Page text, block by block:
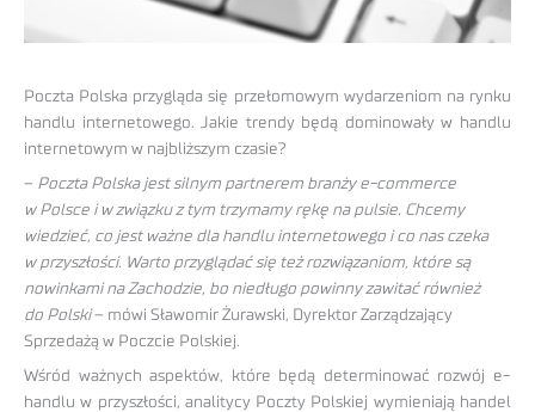
Poczta Polska przygląda się przełomowym wydarzeniom na rynku
handlu internetowego. Jakie trendy będą dominowały w handlu
internetowym w najbliższym czasie?
– Poczta Polska jest silnym partnerem branży e-commerce
w Polsce i w związku z tym trzymamy rękę na pulsie. Chcemy
wiedzieć, co jest ważne dla handlu internetowego i co nas czeka
w przyszłości. Warto przyglądać się też rozwiązaniom, które są
nowinkami na Zachodzie, bo niedługo powinny zawitać również
do Polski– mówi Sławomir Żurawski, Dyrektor Zarządzający
Sprzedażą w Poczcie Polskiej.
Wśród ważnych aspektów, które będą determinować rozwój e-
handlu w przyszłości, analitycy Poczty Polskiej wymieniają handel